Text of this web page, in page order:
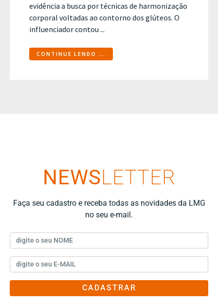
evidência a busca por técnicas de harmonização
corporal voltadas ao contorno dos glúteos. O
influenciador contou ...
CONTINUE LENDO ...
NEWSLETTER
Faça seu cadastro e receba todas as novidades da LMG
no seu e-mail.
CADASTRAR